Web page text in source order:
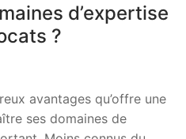
d’expertise
?
avantages qu’offre une
ses domaines de